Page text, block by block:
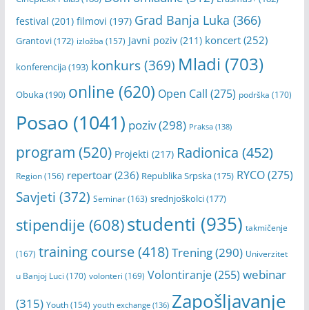
festival (201) filmovi (197) Grad Banja Luka (366)
Grantovi(172) izložba (157) Javni poziv(211) koncert(252)
konferencija(193) konkurs(369) Mladi (703)
Obuka(190) online (620) Open Call (275) podrška (170)
Posao (1041) poziv(298) Praksa(138)
program (520) Projekti (217) Radionica (452)
Region(156) repertoar(236) Republika Srpska(175) RYCO(275)
Savjeti (372) Seminar(163) srednjoškolci(177)
stipendije(608)studenti (935) takmičenje
(167) training course(418) Trening(290) Univerzitet
u Banjoj Luci (170) volonteri (169) Volontiranje(255) webinar
(315) Youth(154) youth exchange(136) Zapošljavanje